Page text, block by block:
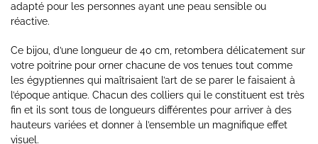
adapté pour les personnes ayant une peau sensible ou
réactive.
Ce bijou, d’une longueur de 40 cm, retombera délicatement sur
votre poitrine pour orner chacune de vos tenues tout comme
les égyptiennes qui maîtrisaient l’art de se parer le faisaient à
l’époque antique. Chacun des colliers qui le constituent est très
fin et ils sont tous de longueurs différentes pour arriver à des
hauteurs variées et donner à l’ensemble un magnifique effet
visuel.